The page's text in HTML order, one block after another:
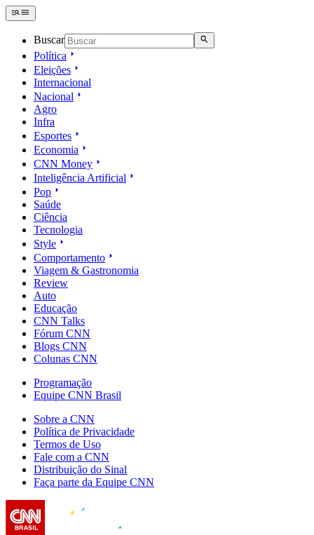
Buscar
Política
Eleições
Internacional
Nacional
Agro
Infra
Esportes
Economia
CNN Money
Inteligência Artificial
Pop
Saúde
Ciência
Tecnologia
Style
Comportamento
Viagem & Gastronomia
Review
Auto
Educação
CNN Talks
Fórum CNN
Blogs CNN
Colunas CNN
Programação
Equipe CNN Brasil
Sobre a CNN
Política de Privacidade
Termos de Uso
Fale com a CNN
Distribuição do Sinal
Faça parte da Equipe CNN